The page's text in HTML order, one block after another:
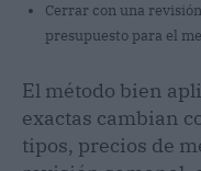
Cerrar con una
presupuesto para el
El método bien
exactas cambian
tipos, precios de